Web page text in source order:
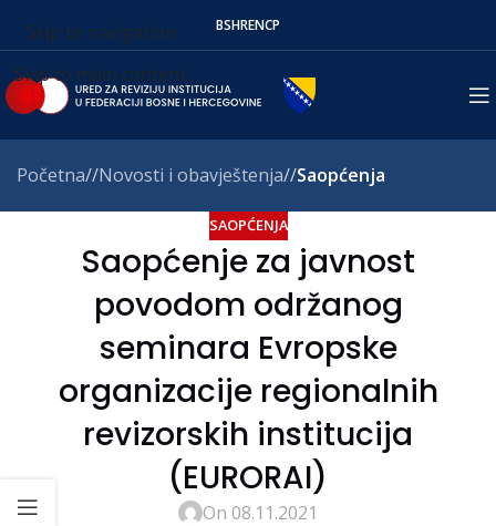
Skip to navigation
Skip to main content
BSHRENСР
Početna/ Novosti i obavještenja/ Saopćenja
SAOPĆENJA
Saopćenje za javnost
povodom održanog
seminara Evropske
organizacije regionalnih
revizorskih institucija
(EURORAI)
On 08.11.2021